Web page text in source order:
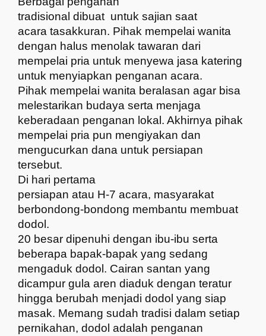
tradisional dibuat untuk sajian saat
acara tasakkuran. Pihak mempelai wanita
dengan halus menolak tawaran dari
mempelai pria untuk menyewa jasa katering
untuk menyiapkan penganan acara.
Pihak mempelai wanita beralasan agar bisa
melestarikan budaya serta menjaga
keberadaan penganan lokal. Akhirnya pihak
mempelai pria pun mengiyakan dan
mengucurkan dana untuk persiapan
tersebut.
Di hari pertama
persiapan atau H-7 acara, masyarakat
berbondong-bondong membantu membuat
dodol.
20 besar dipenuhi dengan ibu-ibu serta
beberapa bapak-bapak yang sedang
mengaduk dodol. Cairan santan yang
dicampur gula aren diaduk dengan teratur
hingga berubah menjadi dodol yang siap
masak. Memang sudah tradisi dalam setiap
pernikahan, dodol adalah penganan